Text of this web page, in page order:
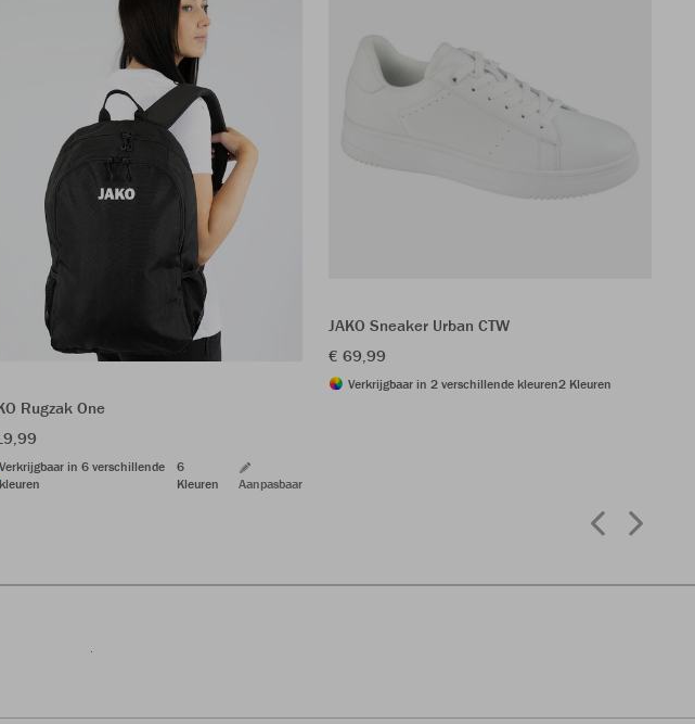
Rugzak One
Verkrijgbaar in 6 verschillende
kleuren
6
Kleuren
Aanpasbaar
JAKO Sneaker Urban CTW
€ 69,99
Verkrijgbaar in 2 verschillende kleuren2 Kleuren